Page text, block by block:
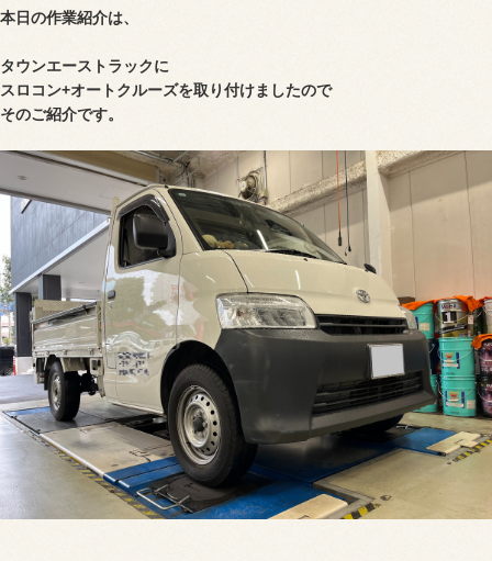
本日の作業紹介は、
タウンエーストラックに
スロコン+オートクルーズを取り付けましたので
そのご紹介です。